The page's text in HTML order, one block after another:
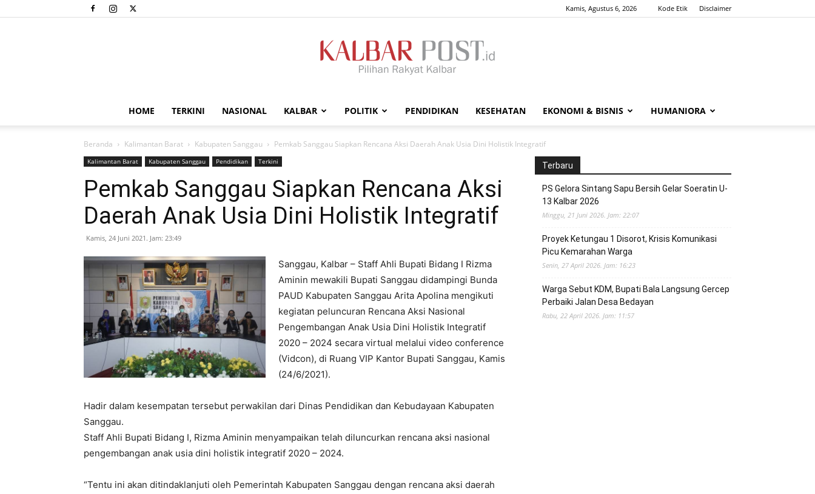
Kamis, Agustus 6, 2026 Kode Etik Disclaimer
Post
HOME TERKINI NASIONAL KALBAR POLITIK PENDIDIKAN KESEHATAN EKONOMI & BISNIS HUMANIORA
Beranda Kalimantan Barat Kabupaten Sanggau Pemkab Sanggau Siapkan Rencana Aksi Daerah Anak Usia Dini Holistik Integratif
Kalimantan Barat Kabupaten Sanggau Pendidikan Terkini
Pemkab Sanggau Siapkan Rencana Aksi
Daerah Anak Usia Dini Holistik Integratif
Kamis, 24 Juni 2021. Jam: 23:49
Sanggau, Kalbar – Staff Ahli Bupati Bidang I Rizma
Aminin mewakili Bupati Sanggau didampingi Bunda
PAUD Kabupaten Sanggau Arita Apolina mengikuti
kegiatan peluncuran Rencana Aksi Nasional
Pengembangan Anak Usia Dini Holistik Integratif
2020 – 2024 secara virtual melalui video conference
(Vidcon), di Ruang VIP Kantor Bupati Sanggau, Kamis
(24/6/2021).
Hadir dalam kesempatan tersebut perwakilan dari Dinas Pendidikan dan Kebudayaan Kabupaten
Sanggau.
Staff Ahli Bupati Bidang I, Rizma Aminin menyampaikan telah diluncurkan rencana aksi nasional
pengembangan anak usia dini holistik integratif 2020 – 2024.
“Tentu ini akan ditindaklanjuti oleh Pemerintah Kabupaten Sanggau dengan rencana aksi daerah
Terbaru
PS Gelora Sintang Sapu Bersih Gelar Soeratin U-
13 Kalbar 2026
Minggu, 21 Juni 2026. Jam: 22:07
Proyek Ketungau 1 Disorot, Krisis Komunikasi
Picu Kemarahan Warga
Senin, 27 April 2026. Jam: 16:23
Warga Sebut KDM, Bupati Bala Langsung Gercep
Perbaiki Jalan Desa Bedayan
Rabu, 22 April 2026. Jam: 11:57